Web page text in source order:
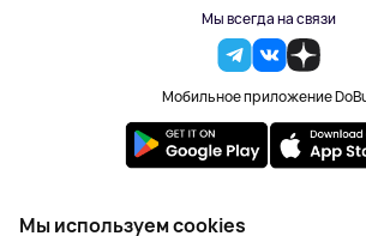
Мы всегда на связи
Мобильное приложение
2023-2026 © DoBuy. Все права
Мы используем cookies